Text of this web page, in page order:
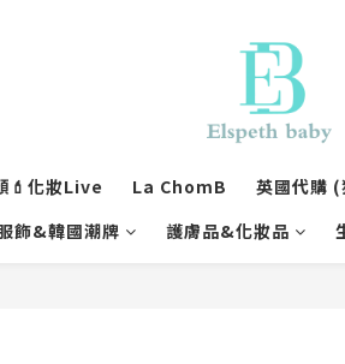
💄化妝Live La ChomB 英國代購
飾&韓國潮牌
護膚品&化妝品